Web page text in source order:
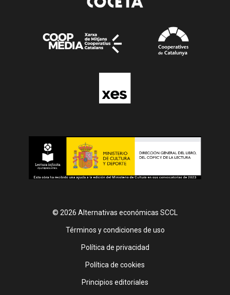
© 2026 Alternativas económicas SCCL
Footer
Términos y condiciones de uso
Política de privacidad
Política de cookies
Principios editoriales